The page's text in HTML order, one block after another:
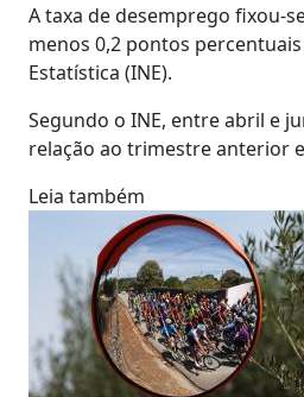
A taxa de desemprego fixou-
menos 0,2 pontos
Estatística (INE).
Segundo o INE, entre abril e
relação ao trimestre anterior
Leia também